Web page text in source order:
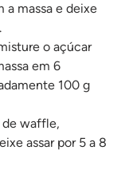
a massa e deixe
o açúcar
em 6
100 g
de waffle,
assar por 5 a 8